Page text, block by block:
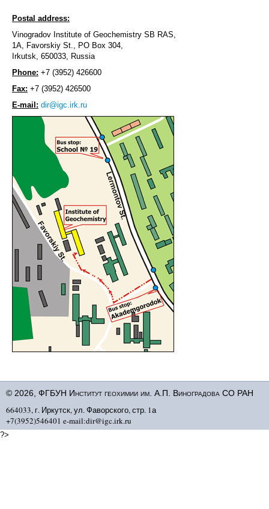
Postal address:
Vinogradov Institute of Geochemistry SB RAS,
1A, Favorskiy St., PO Box 304,
Irkutsk, 650033, Russia
Phone: +7 (3952) 426600
Fax: +7 (3952) 426500
E-mail: dir@igc.irk.ru
© 2026, ФГБУН Институт геохимии им. А.П. Виноградова СО РАН
664033, г. Иркутск, ул. Фаворского, стр. 1а
+7(3952)546401 e-mail:dir@igc.irk.ru
?>